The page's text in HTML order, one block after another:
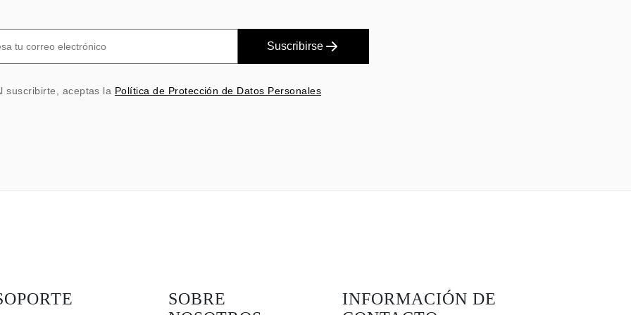
Suscribirse
suscribirte, aceptas la Política de Protección de Datos Personales
SOBRE
INFORMACIÓN DE